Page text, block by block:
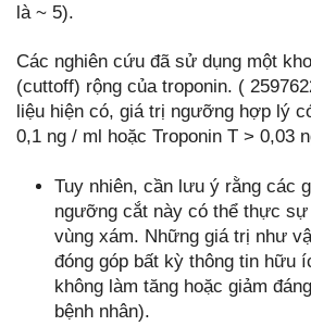
là ~ 5).
Các nghiên cứu đã sử dụng một
(cuttoff) rộng của troponin. (
liệu hiện có, giá trị ngưỡng hợp lý
0,1 ng / ml hoặc Troponin T > 0,03
Tuy nhiên, cần lưu ý rằng các
ngưỡng cắt này có thể thực
vùng xám. Những giá trị như
đóng góp bất kỳ thông tin hữu
không làm tăng hoặc giảm
bệnh nhân).